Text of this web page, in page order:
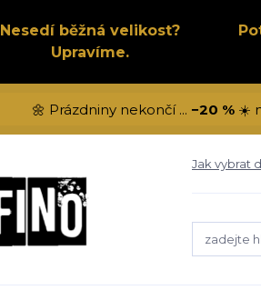
Nesedí běžná velikost?
Upravíme.
🌼 Prázdniny nekončí ... −20 %☀️
Jak vybrat